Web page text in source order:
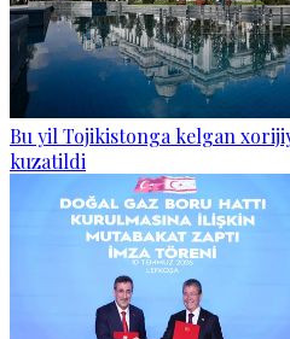
Bu yil Tojikistonga kelgan
kuzatildi